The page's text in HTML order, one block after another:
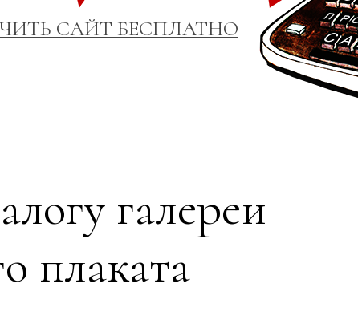
САЙТ БЕСПЛАТНО
галереи
плаката